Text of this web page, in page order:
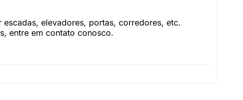
elevadores, portas, corredores, etc.
entre em contato conosco.